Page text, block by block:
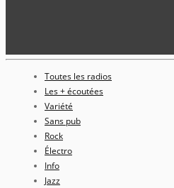
Toutes les radios
Les + écoutées
Variété
Sans pub
Rock
Électro
Info
Jazz